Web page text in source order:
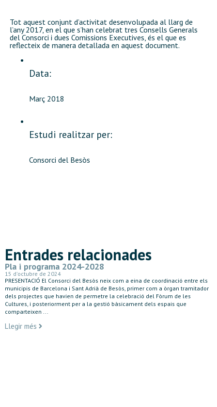
Tot aquest conjunt d’activitat desenvolupada al llarg de
l’any 2017, en el que s’han celebrat tres Consells Generals
del Consorci i dues Comissions Executives, és el que es
reflecteix de manera detallada en aquest document.
Data:
Març 2018
Estudi realitzar per:
Consorci del Besòs
Entrades relacionades
Pla i programa 2024-2028
15 d'octubre de 2024
PRESENTACIÓ El Consorci del Besòs neix com a eina de coordinació entre els
municipis de Barcelona i Sant Adrià de Besòs, primer com a òrgan tramitador
dels projectes que havien de permetre la celebració del Fòrum de les
Cultures, i posteriorment per a la gestió bàsicament dels espais que
comparteixen ...
Llegir més